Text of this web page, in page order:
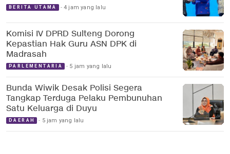
BERITA UTAMA 4 jam yang lalu
Komisi IV DPRD Sulteng Dorong
Kepastian Hak Guru ASN DPK di
Madrasah
PARLEMENTARIA 5 jam yang lalu
Bunda Wiwik Desak Polisi Segera
Tangkap Terduga Pelaku Pembunuhan
Satu Keluarga di Duyu
DAERAH 5 jam yang lalu